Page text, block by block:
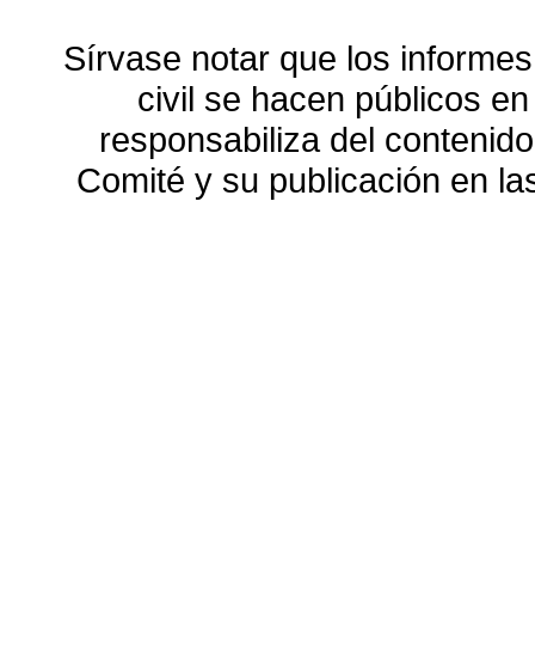
Sírvase notar que los
civil se hacen públicos
responsabiliza del
Comité y su publicación en